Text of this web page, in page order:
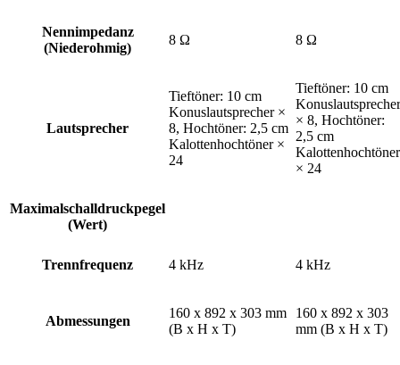
Nennimpedanz
(Niederohmig)
8 Ω 8 Ω
Lautsprecher
Tieftöner: 10 cm
Konuslautsprecher ×
8, Hochtöner: 2,5 cm
Kalottenhochtöner ×
24
Tieftöner: 10 cm
Konuslautsprecher
× 8, Hochtöner:
2,5 cm
Kalottenhochtöner
× 24
Maximalschalldruckpegel
(Wert)
Trennfrequenz 4 kHz 4 kHz
Abmessungen
160 x 892 x 303 mm
(B x H x T)
160 x 892 x 303
mm (B x H x T)